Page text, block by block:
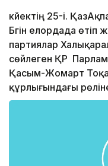
күйектің 25-і.
Бүгін елордада өтіп
партиялар
сөйлеген ҚР
Қасым-Жомарт
құрлығындағы